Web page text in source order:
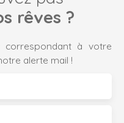
rêves ?
correspondant à votre
alerte mail !